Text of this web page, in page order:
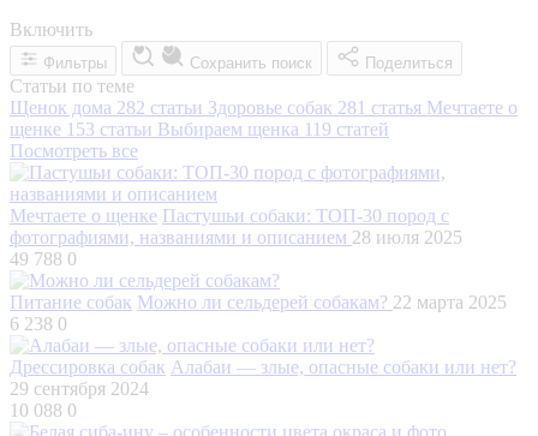
Включить
Фильтры Сохранить поиск Поделиться
Статьи по теме
Щенок дома 282 статьи Здоровье собак 281 статья Мечтаете о
щенке 153 статьи Выбираем щенка 119 статей
Посмотреть все
Мечтаете о щенке Пастушьи собаки: ТОП-30 пород с
фотографиями, названиями и описанием 28 июля 2025
49 788 0
Питание собак Можно ли сельдерей собакам? 22 марта 2025
6 238 0
Дрессировка собак Алабаи — злые, опасные собаки или нет?
29 сентября 2024
10 088 0